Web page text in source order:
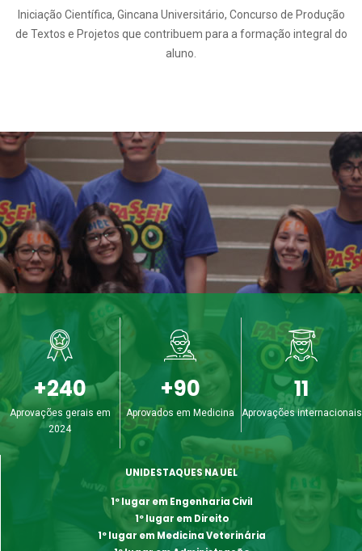
Iniciação Científica, Gincana Universitário, Concurso de Produção
de Textos e Projetos que contribuem para a formação integral do
aluno.
+240
Aprovações gerais em
2024
+90
Aprovados em Medicina
11
Aprovações internacionais
UNIDESTAQUES NA UEL
1º lugar em Engenharia Civil
1º lugar em Direito
1º lugar em Medicina Veterinária